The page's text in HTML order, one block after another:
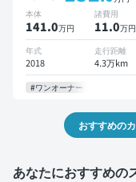
ニター 衝突軽減
本体
141.0万円
諸費用
11.0万円
年式
2018
走行距離
4.3万km
#ワンオーナー
おすすめの
あなたにおすすめの